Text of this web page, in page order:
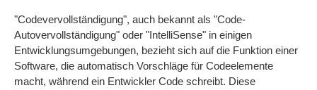
"Codevervollständigung", auch bekannt als "Code-
Autovervollständigung" oder "IntelliSense" in einigen
Entwicklungsumgebungen, bezieht sich auf die Funktion einer
Software, die automatisch Vorschläge für Codeelemente
macht, während ein Entwickler Code schreibt. Diese